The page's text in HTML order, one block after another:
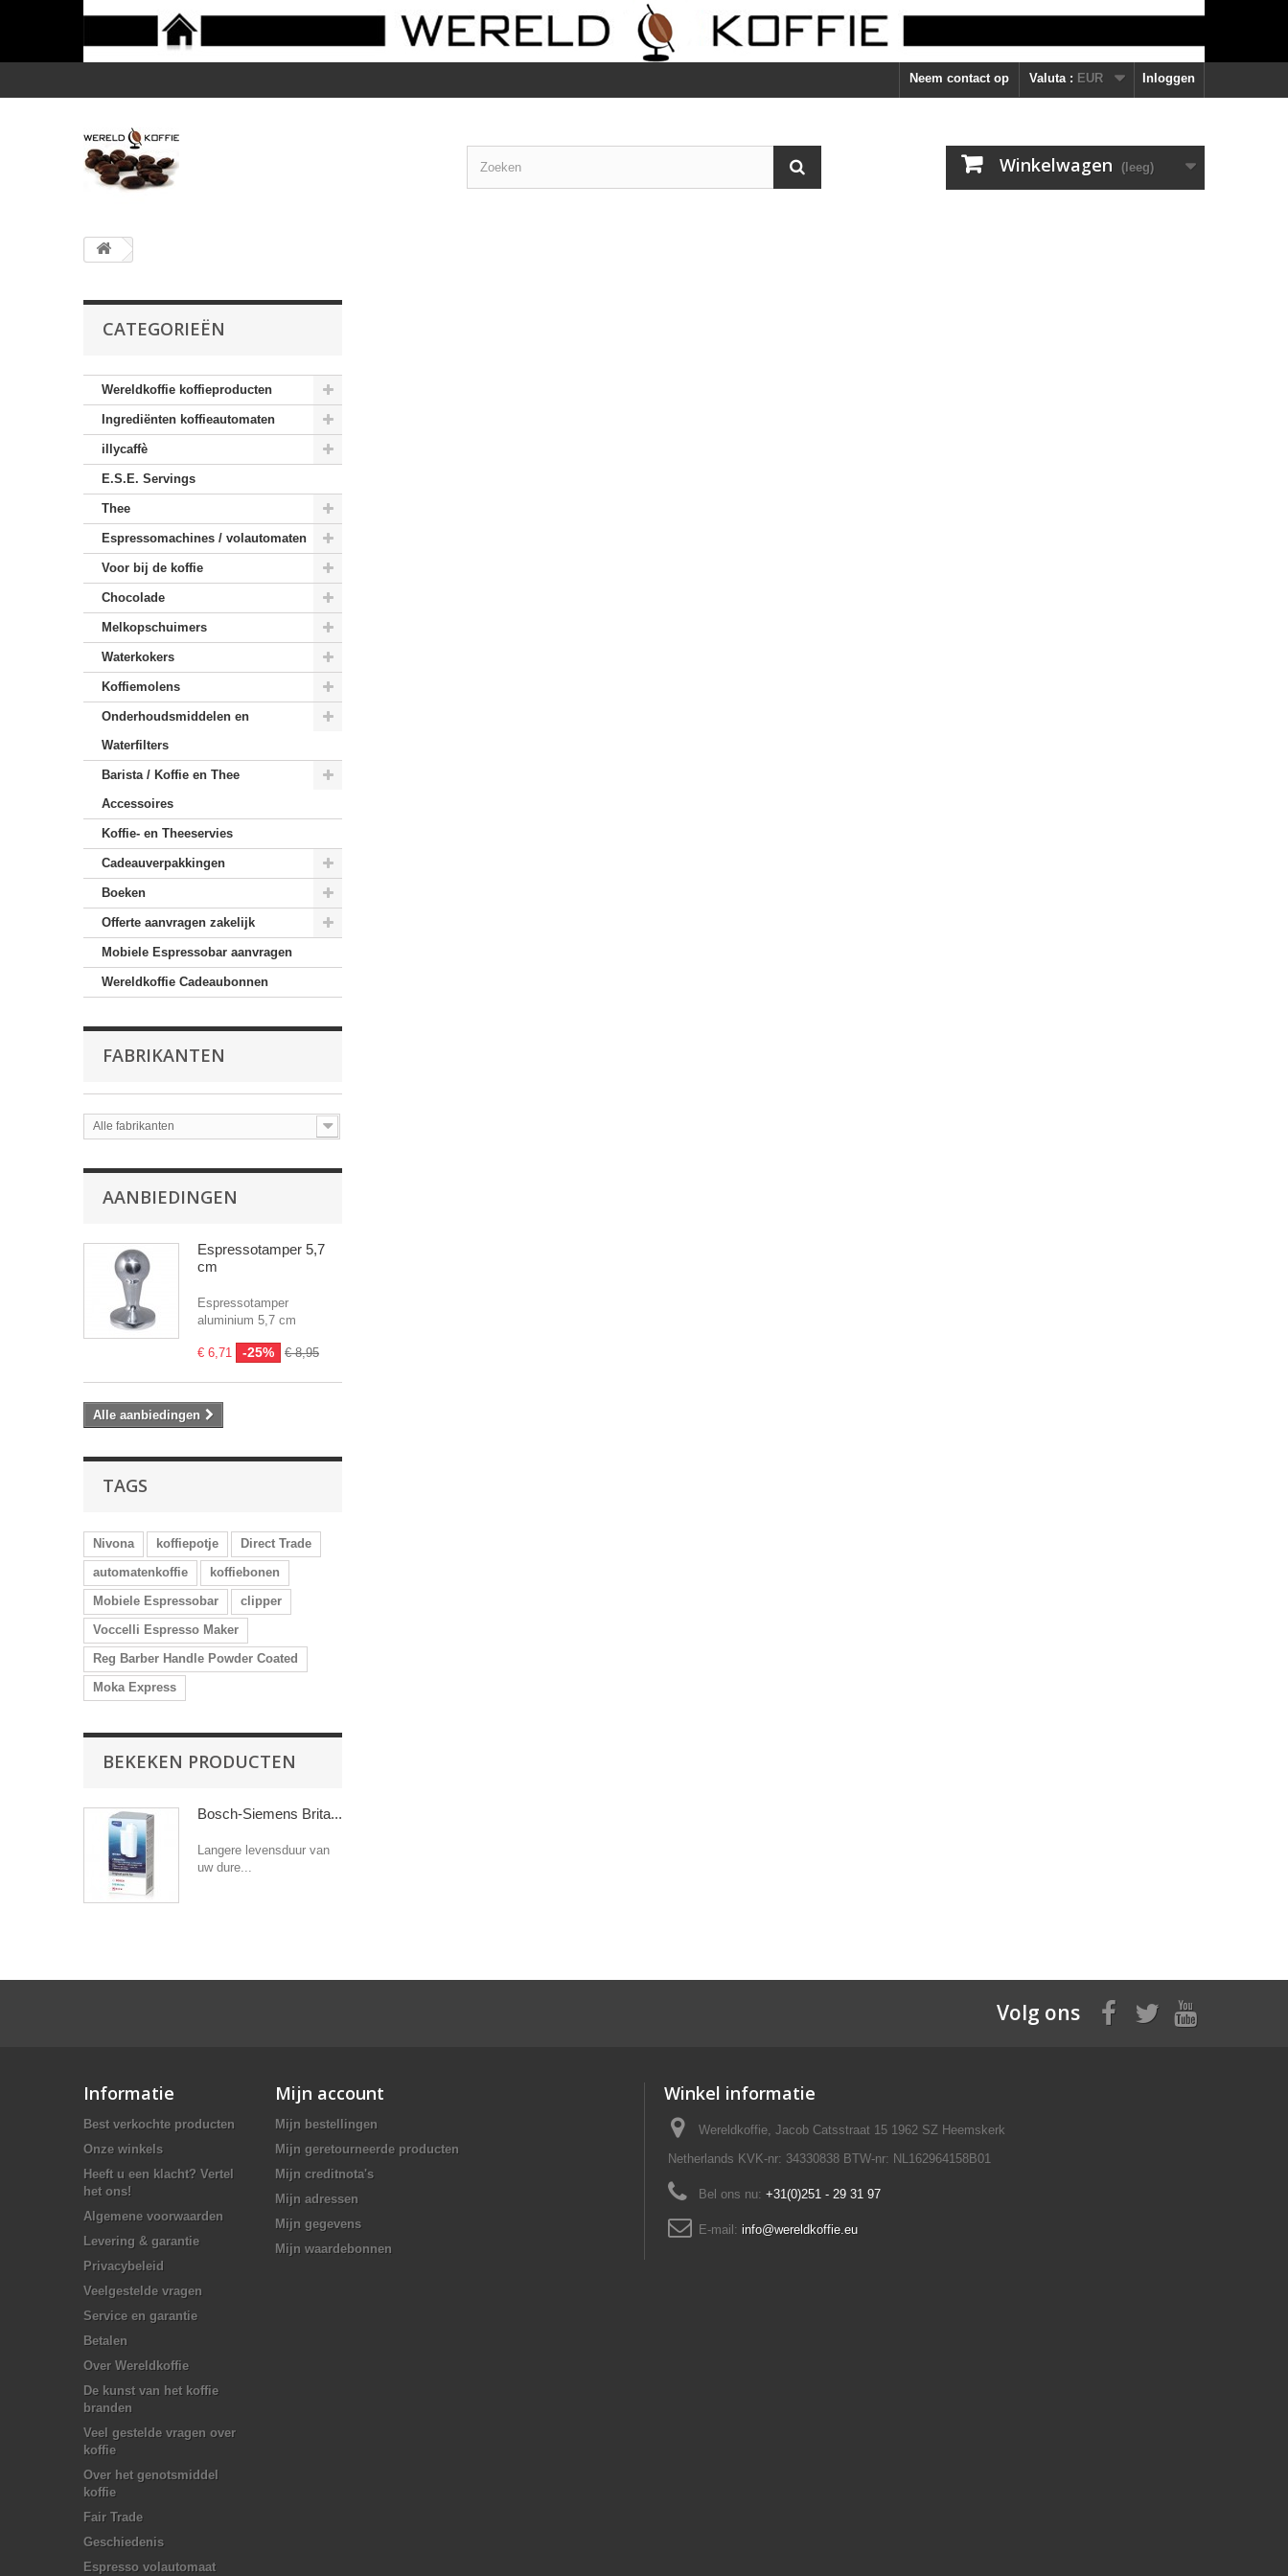
Inloggen
Valuta : EUR
Neem contact op
Winkelwagen (leeg)
CATEGORIEËN
Wereldkoffie koffieproducten
Ingrediënten koffieautomaten
illycaffè
E.S.E. Servings
Thee
Espressomachines / volautomaten
Voor bij de koffie
Chocolade
Melkopschuimers
Waterkokers
Koffiemolens
Onderhoudsmiddelen en
Waterfilters
Barista / Koffie en Thee
Accessoires
Koffie- en Theeservies
Cadeauverpakkingen
Boeken
Offerte aanvragen zakelijk
Mobiele Espressobar aanvragen
Wereldkoffie Cadeaubonnen
FABRIKANTEN
Alle fabrikanten
AANBIEDINGEN
Espressotamper 5,7
cm
Espressotamper
aluminium 5,7 cm
€ 6,71 -25% € 8,95
Alle aanbiedingen
TAGS
Nivona koffiepotje
Direct Trade
automatenkoffie
koffiebonen
Mobiele Espressobar
clipper
Voccelli Espresso Maker
Reg Barber Handle Powder Coated
Moka Express
BEKEKEN PRODUCTEN
Bosch-Siemens Brita...
Langere levensduur van
uw dure...
Volg ons
Informatie
Best verkochte producten
Onze winkels
Heeft u een klacht? Vertel
het ons!
Algemene voorwaarden
Levering & garantie
Privacybeleid
Veelgestelde vragen
Service en garantie
Betalen
Over Wereldkoffie
De kunst van het koffie
branden
Veel gestelde vragen over
koffie
Over het genotsmiddel
koffie
Fair Trade
Geschiedenis
Espresso volautomaat
Mijn account
Mijn bestellingen
Mijn geretourneerde producten
Mijn creditnota's
Mijn adressen
Mijn gegevens
Mijn waardebonnen
Winkel informatie
Wereldkoffie, Jacob Catsstraat 15 1962 SZ Heemskerk
Netherlands KVK-nr: 34330838 BTW-nr: NL162964158B01
Bel ons nu: +31(0)251 - 29 31 97
E-mail: info@wereldkoffie.eu